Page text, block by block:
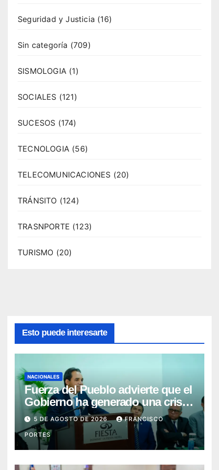
Seguridad y Justicia (16)
Sin categoría (709)
SISMOLOGIA (1)
SOCIALES (121)
SUCESOS (174)
TECNOLOGIA (56)
TELECOMUNICACIONES (20)
TRÁNSITO (124)
TRASNPORTE (123)
TURISMO (20)
Esto puede interesarte
NACIONALES
Fuerza del Pueblo advierte que el
Gobierno ha generado una crisis
de confianza e incertidumbre
jurídica en el país
5 DE AGOSTO DE 2026 FRANCISCO
PORTES